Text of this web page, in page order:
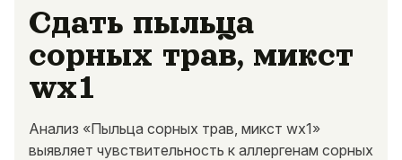
Сдать пыльца
сорных трав, микст
wx1
Анализ «Пыльца сорных трав, микст wx1»
выявляет чувствительность к аллергенам сорных